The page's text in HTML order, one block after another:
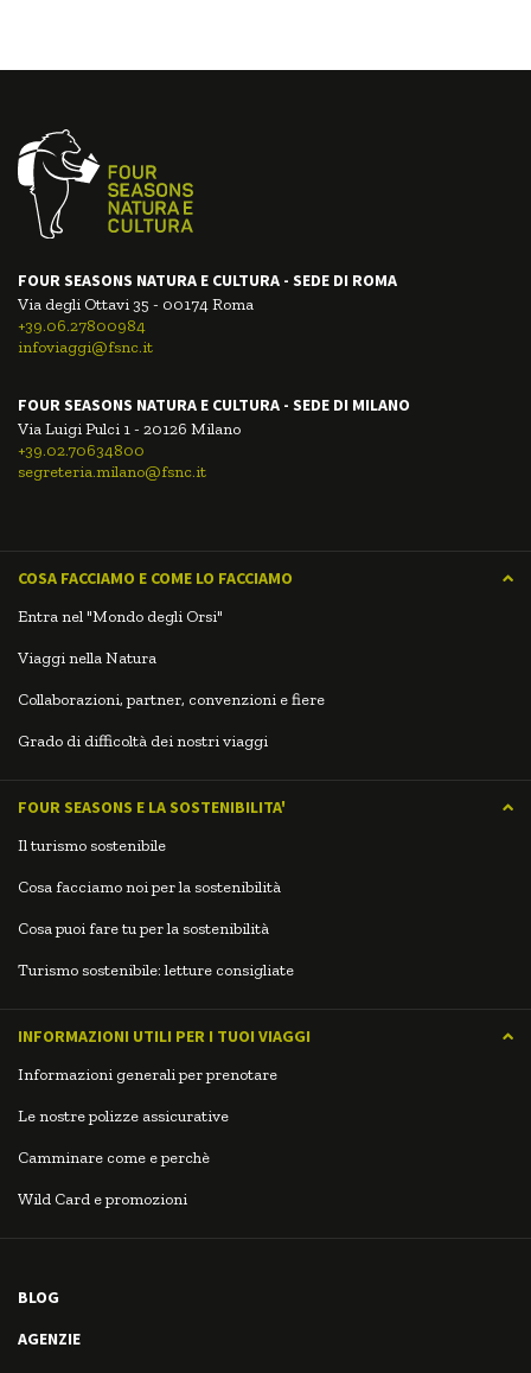
FOUR SEASONS NATURA E CULTURA - SEDE DI ROMA
Via degli Ottavi 35 - 00174 Roma
+39.06.27800984
infoviaggi@fsnc.it
FOUR SEASONS NATURA E CULTURA - SEDE DI MILANO
Via Luigi Pulci 1 - 20126 Milano
+39.02.70634800
segreteria.milano@fsnc.it
COSA FACCIAMO E COME LO FACCIAMO
Entra nel "Mondo degli Orsi"
Viaggi nella Natura
Collaborazioni, partner, convenzioni e fiere
Grado di difficoltà dei nostri viaggi
FOUR SEASONS E LA SOSTENIBILITA'
Il turismo sostenibile
Cosa facciamo noi per la sostenibilità
Cosa puoi fare tu per la sostenibilità
Turismo sostenibile: letture consigliate
INFORMAZIONI UTILI PER I TUOI VIAGGI
Informazioni generali per prenotare
Le nostre polizze assicurative
Camminare come e perchè
Wild Card e promozioni
BLOG
AGENZIE